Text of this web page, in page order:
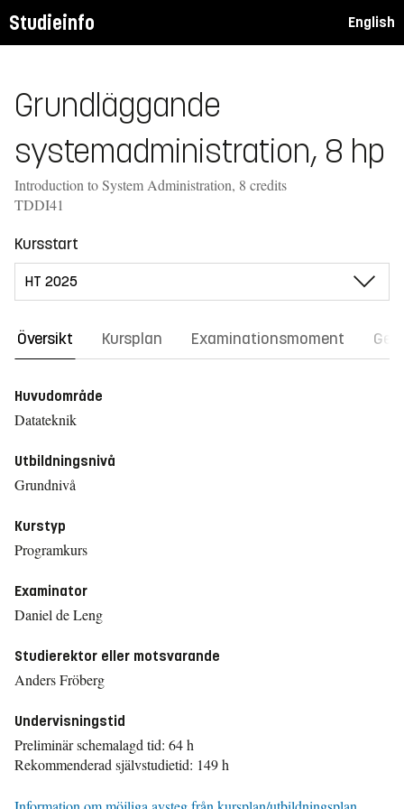
Studieinfo English
Grundläggande
systemadministration, 8 hp
Introduction to System Administration, 8 credits
TDDI41
Kursstart
Översikt Kursplan Examinationsmoment
Huvudområde
Datateknik
Utbildningsnivå
Grundnivå
Kurstyp
Programkurs
Examinator
Daniel de Leng
Studierektor eller motsvarande
Anders Fröberg
Undervisningstid
Preliminär schemalagd tid: 64 h
Rekommenderad självstudietid: 149 h